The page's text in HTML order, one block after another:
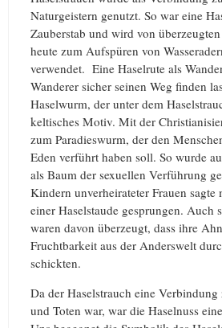
Naturgeistern genutzt. So war eine
Zauberstab und wird von
heute zum Aufspüren von
verwendet. Eine Haselrute als
Wanderer sicher seinen Weg finden
Haselwurm, der unter dem
keltisches Motiv. Mit der
zum Paradieswurm, der den
Eden verführt haben soll. So wurde
als Baum der sexuellen Verführung
Kindern unverheirateter Frauen sagte
einer Haselstaude gesprungen. Auch
waren davon überzeugt, dass ihre
Fruchtbarkeit aus der Anderswelt
schickten.
Da der Haselstrauch eine
und Toten war, war die Haselnuss